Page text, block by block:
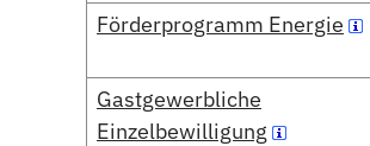
Förderprogramm Energie
Gastgewerbliche
Einzelbewilligung